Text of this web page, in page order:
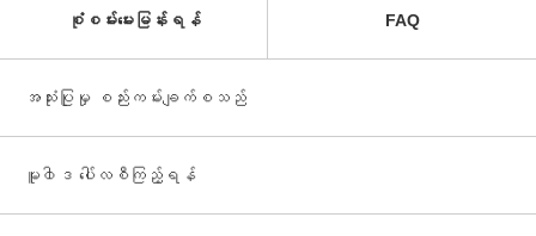
စုံစမ်းမေးမြန်းရန် FAQ
အသုံးပြုမှု စည်းကမ်းချက်စသည်
မူ၀ါဒ ပေါ်လစီကြည့်ရန်